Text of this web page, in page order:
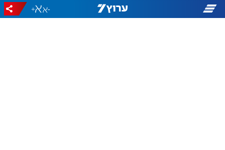
-
+